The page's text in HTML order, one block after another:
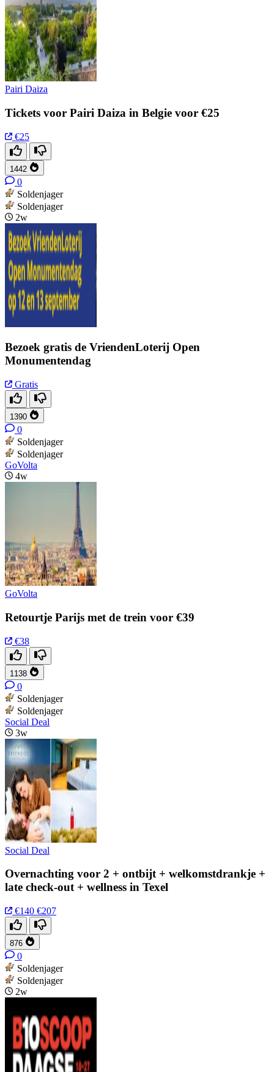
Pairi Daiza
Tickets voor Pairi Daiza in Belgie voor €25
€25
1442
0
Soldenjager
Soldenjager
2w
Bezoek gratis de VriendenLoterij Open
Monumentendag
Gratis
1390
0
Soldenjager
Soldenjager
GoVolta
4w
GoVolta
Retourtje Parijs met de trein voor €39
€38
1138
0
Soldenjager
Soldenjager
Social Deal
3w
Social Deal
Overnachting voor 2 + ontbijt + welkomstdrankje +
late check-out + wellness in Texel
€140 €207
876
0
Soldenjager
Soldenjager
2w